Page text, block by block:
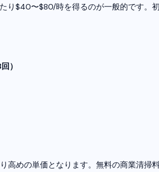
り$40〜$80/時を得るのが一般的です
）
めの単価となります。無料の商業清掃